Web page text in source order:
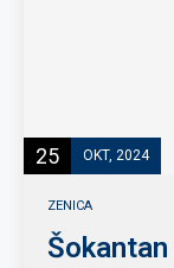
25 OKT, 2024
ZENICA